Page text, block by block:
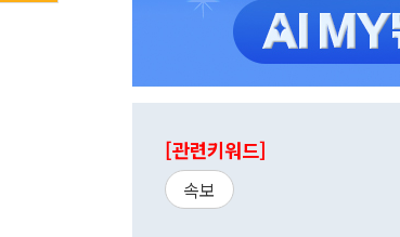
[관련키워드]
속보